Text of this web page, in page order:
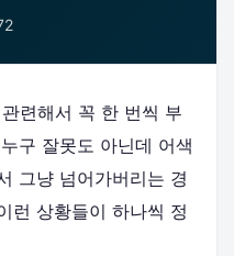
련해서 꼭 한 번씩 부
구 잘못도 아닌데 어색
그냥 넘어가버리는 경
런 상황들이 하나씩 정